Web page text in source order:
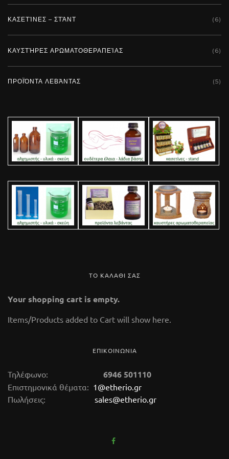
112 Glass Marble
9,5 cm. Kαυστήρας αρωματοθεραπείας
κατασκευασμένος από μάρμαρο. Στο κάτω μέρος
της συσκευής τοποθετούμε ένα μικρό κεράκι
μερικές σταγόνες από το αιθέριο έλαιο της
ΚΑΣΕΤΊΝΕΣ – ΣΤΆΝΤ (6)
ΚΑΥΣΤΉΡΕΣ ΑΡΩΜΑΤΟΘΕΡΑΠΕΊΑΣ (6)
ΠΡΟΪΌΝΤΑ ΛΕΒΆΝΤΑΣ (5)
ΤΟ ΚΑΛΑΘΙ ΣΑΣ
Your shopping cart is empty.
Items/Products added to Cart will show here.
ΕΠΙΚΟΙΝΩΝΙΑ
Τηλέφωνο: 6946 501110
Επιστημονικά θέματα: 1@etherio.gr
Πωλήσεις: sales@etherio.gr